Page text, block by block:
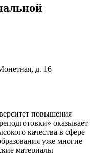
д. 16
повышения
оказывает
качества в сфере
уже многие
материалы